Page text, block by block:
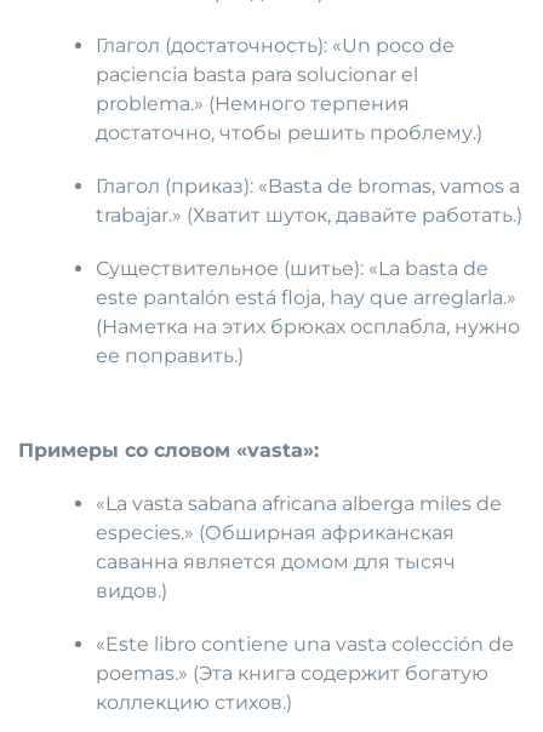
Глагол (достаточность): «Un poco de
paciencia basta para solucionar el
problema.» (Немного терпения
достаточно, чтобы решить проблему.)
Глагол (приказ): «Basta de bromas, vamos a
trabajar.» (Хватит шуток, давайте работать.)
Существительное (шитье): «La basta de
este pantalón está floja, hay que arreglarla.»
(Наметка на этих брюках осплабла, нужно
ее поправить.)
Примеры со словом «vasta»:
«La vasta sabana africana alberga miles de
especies.» (Обширная африканская
саванна является домом для тысяч
видов.)
«Este libro contiene una vasta colección de
poemas.» (Эта книга содержит богатую
коллекцию стихов.)